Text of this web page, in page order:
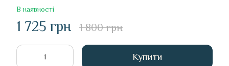
В наявності
1 725 грн 1 800 грн
Купити